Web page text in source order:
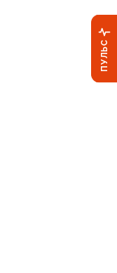
ПУЛЬС